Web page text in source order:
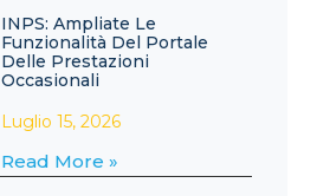
INPS: Ampliate Le
Funzionalità Del Portale
Delle Prestazioni
Occasionali
Luglio 15, 2026
Read More »